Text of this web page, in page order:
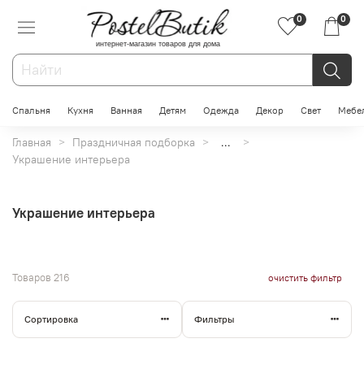
интернет-магазин товаров для дома
0 0
Спальня Кухня Ванная Детям Одежда Декор Свет
Главная Праздничная подборка
...
Украшение интерьера
Украшение интерьера
Товаров 216 очистить фильтр
Сортировка Фильтры